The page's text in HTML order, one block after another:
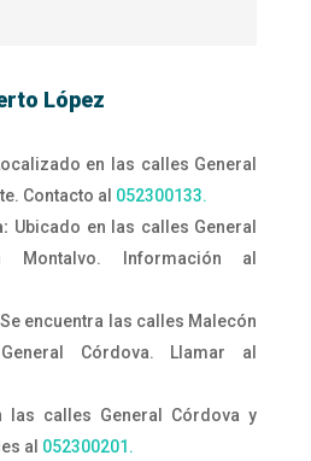
López
en las calles General
Contacto al 052300133.
Ubicado en las calles General
Información al
Se encuentra las calles Malecón
Córdova. Llamar al
las calles General Córdova y
al 052300201.